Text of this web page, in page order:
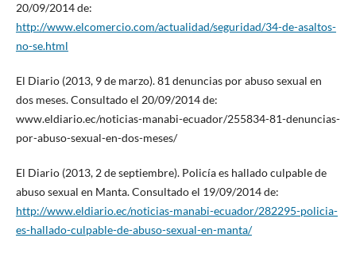
20/09/2014 de:
http://www.elcomercio.com/actualidad/seguridad/34-de-asaltos-
no-se.html
El Diario (2013, 9 de marzo). 81 denuncias por abuso sexual en
dos meses. Consultado el 20/09/2014 de:
www.eldiario.ec/noticias-manabi-ecuador/255834-81-denuncias-
por-abuso-sexual-en-dos-meses/
El Diario (2013, 2 de septiembre). Policía es hallado culpable de
abuso sexual en Manta. Consultado el 19/09/2014 de:
http://www.eldiario.ec/noticias-manabi-ecuador/282295-policia-
es-hallado-culpable-de-abuso-sexual-en-manta/